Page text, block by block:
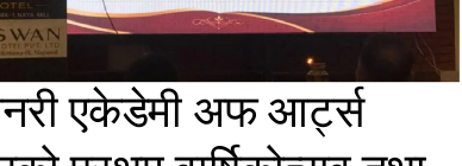
एकेडेमी अफ आर्ट्स